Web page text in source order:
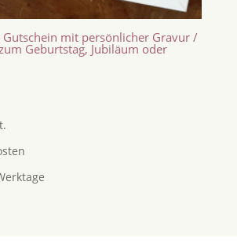
Gutschein mit persönlicher Gravur /
Geburtstag, Jubiläum oder